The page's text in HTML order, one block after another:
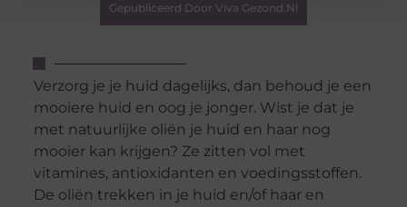
Gepubliceerd Door Viva Gezond.nl
Verzorg je je huid dagelijks, dan behoud je een
mooiere huid en oog je jonger. Wist je dat je
met natuurlijke oliën je huid en haar nog
mooier kan krijgen? Ze zitten vol met
vitamines, antioxidanten en voedingsstoffen.
De oliën trekken in je huid en/of haar en